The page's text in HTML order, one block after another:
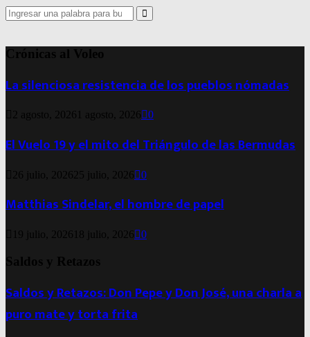
Search
for:
Search
Crónicas al Voleo
La silenciosa resistencia de los pueblos nómadas
2 agosto, 2026 1 agosto, 2026 0
El Vuelo 19 y el mito del Triángulo de las Bermudas
26 julio, 2026 25 julio, 2026 0
Matthias Sindelar, el hombre de papel
19 julio, 2026 18 julio, 2026 0
Saldos y Retazos
Saldos y Retazos: Don Pepe y Don José, una charla a
puro mate y torta frita